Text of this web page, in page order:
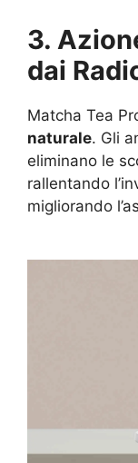
3.
dai
Matcha Tea
naturale. Gli
eliminano le
rallentando
migliorando